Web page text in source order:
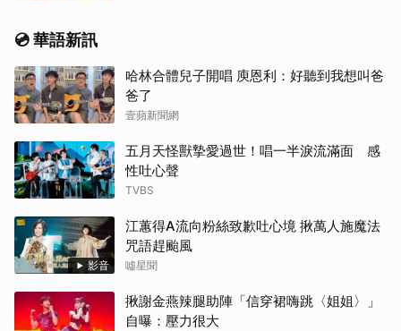
💿 華語新訊
哈林合體兒子開唱 庾恩利：好聽到我想叫爸
爸了
壹蘋新聞網
五月天怪獸摯愛過世！唱一半淚流滿面 感
性吐心聲
TVBS
影音
江蕙得A流向粉絲致歉吐心境 揪萬人施魔法
咒語趕颱風
噓星聞
揪謝金燕辣腿助陣「信穿裙嗨跳〈姐姐〉」
自曝：壓力很大